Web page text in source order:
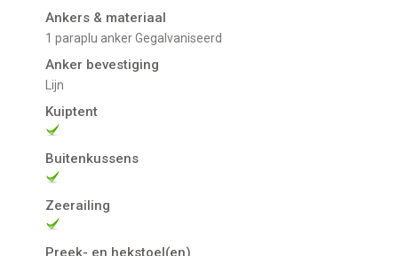
Ankers & materiaal
1 paraplu anker Gegalvaniseerd
Anker bevestiging
Lijn
Kuiptent
Buitenkussens
Zeerailing
Preek- en hekstoel(en)